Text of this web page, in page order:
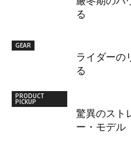
る
GEAR
ライダーの
る
PRODUCT
PICKUP
驚異のスト
ー・モデル